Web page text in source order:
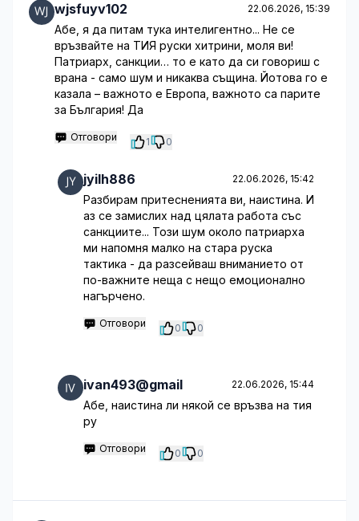
wjsfuyv102 22.06.2026, 15:39
Абе, я да питам тука интелигентно... Не се
връзвайте на ТИЯ руски хитрини, моля ви!
Патриарх, санкции… то е като да си говориш с
врана - само шум и никаква същина. Йотова го е
казала – важното е Европа, важното са парите
за България! Да
Отговори 1 0
jyilh886 22.06.2026, 15:42
Разбирам притесненията ви, наистина. И
аз се замислих над цялата работа със
санкциите... Този шум около патриарха
ми напомня малко на стара руска
тактика - да разсейваш вниманието от
по-важните неща с нещо емоционално
нагърчено.
Отговори 0 0
ivan493@gmail 22.06.2026, 15:44
Абе, наистина ли някой се връзва на тия
ру
Отговори 0 0